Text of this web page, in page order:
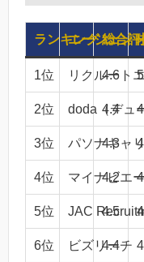
ランキングエージェン
総合評
1位 リクルート
4.6
2位 doda（デュ
4.4
3位 パソナキャ
4.3
4位 マイナビエ
4.2
5位 JAC 4.5
6位 ビズリーチ
4.4